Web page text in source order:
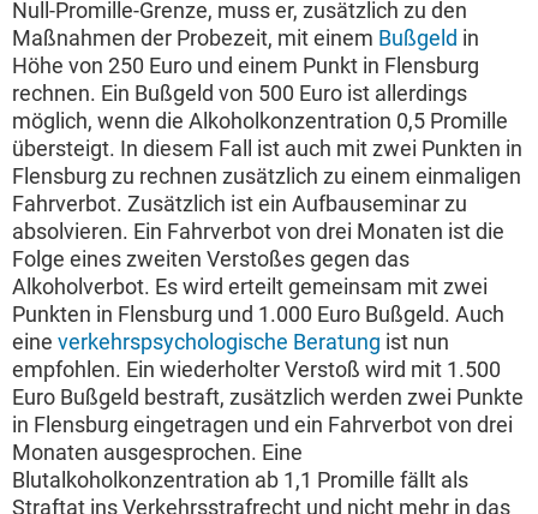
Null-Promille-Grenze, muss er, zusätzlich zu den
Maßnahmen der Probezeit, mit einem Bußgeld in
Höhe von 250 Euro und einem Punkt in Flensburg
rechnen. Ein Bußgeld von 500 Euro ist allerdings
möglich, wenn die Alkoholkonzentration 0,5 Promille
übersteigt. In diesem Fall ist auch mit zwei Punkten in
Flensburg zu rechnen zusätzlich zu einem einmaligen
Fahrverbot. Zusätzlich ist ein Aufbauseminar zu
absolvieren. Ein Fahrverbot von drei Monaten ist die
Folge eines zweiten Verstoßes gegen das
Alkoholverbot. Es wird erteilt gemeinsam mit zwei
Punkten in Flensburg und 1.000 Euro Bußgeld. Auch
eine verkehrspsychologische Beratung ist nun
empfohlen. Ein wiederholter Verstoß wird mit 1.500
Euro Bußgeld bestraft, zusätzlich werden zwei Punkte
in Flensburg eingetragen und ein Fahrverbot von drei
Monaten ausgesprochen. Eine
Blutalkoholkonzentration ab 1,1 Promille fällt als
Straftat ins Verkehrsstrafrecht und nicht mehr in das